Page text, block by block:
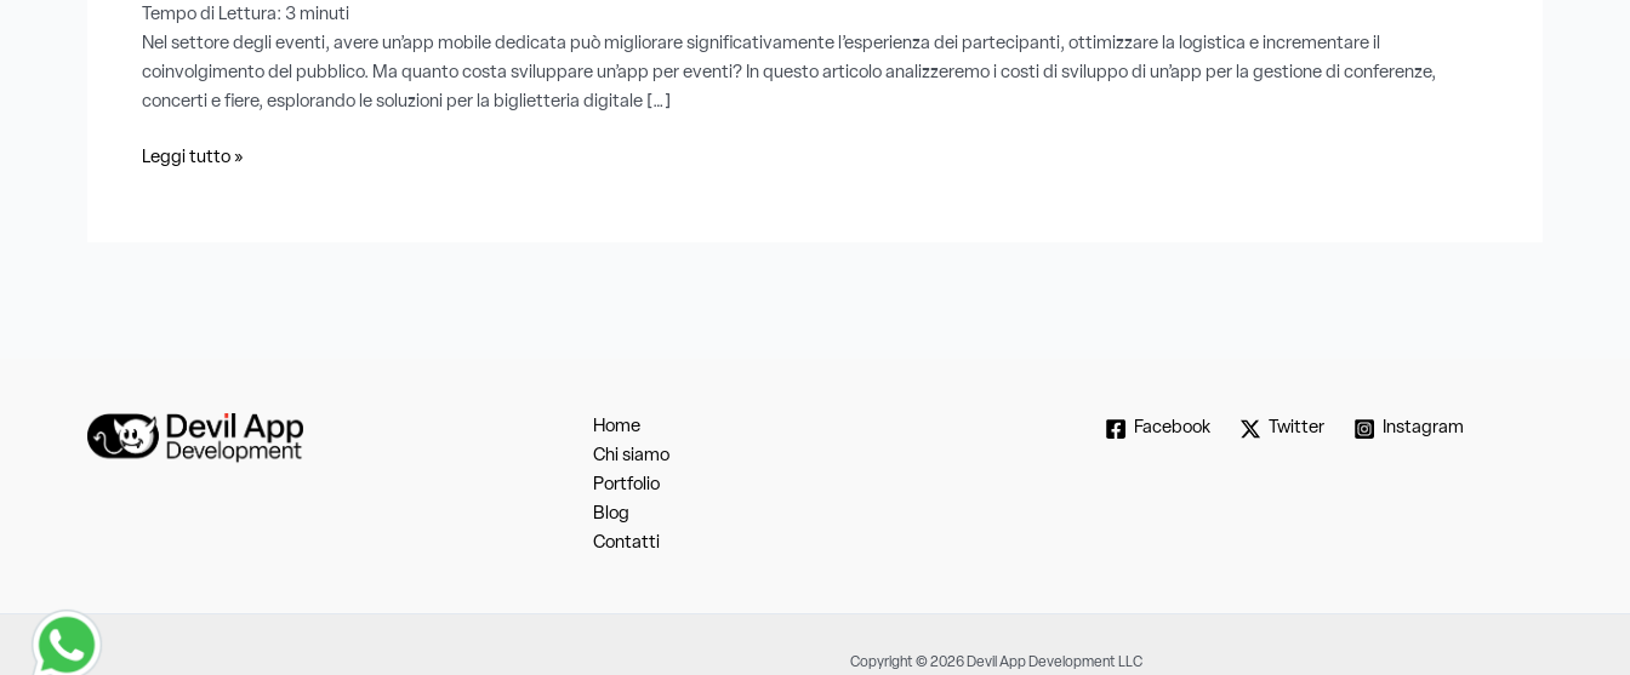
Tempo di Lettura: 3 minuti
Nel settore degli eventi, avere un’app mobile dedicata può migliorare significativamente l’esperienza dei partecipanti, ottimizzare la logistica e incrementare il
coinvolgimento del pubblico. Ma quanto costa sviluppare un’app per eventi? In questo articolo analizzeremo i costi di sviluppo di un’app per la gestione di conferenze,
concerti e fiere, esplorando le soluzioni per la biglietteria digitale […]
Leggi tutto »
Home
Chi siamo
Portfolio
Blog
Contatti
Facebook Twitter Instagram
Copyright © 2026 Devil App Development LLC